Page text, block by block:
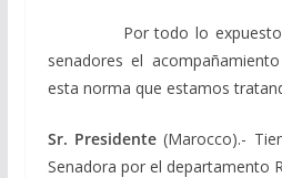
Por todo lo expuesto,
senadores el
esta norma que estamos
Sr. Presidente (Marocco).-
Senadora por el departamento